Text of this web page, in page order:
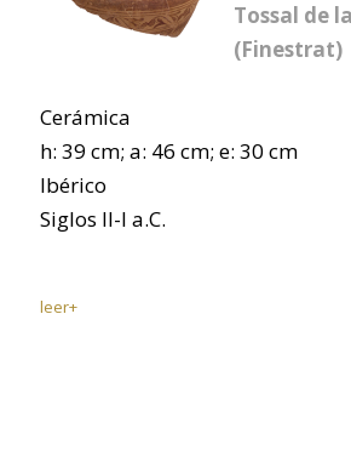
Tossal de
(Finestrat)
Cerámica
h: 39 cm; a: 46 cm; e: 30 cm
Ibérico
Siglos II-I a.C.
leer+